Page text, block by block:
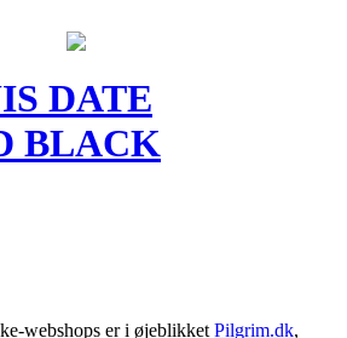
DATE
BLACK
webshops er i øjeblikket Pilgrim.dk,